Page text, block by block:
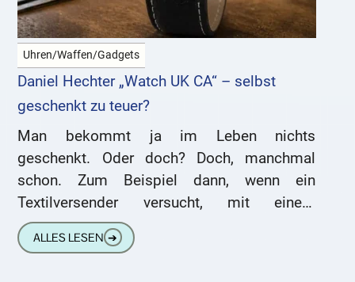
Uhren/Waffen/Gadgets
Daniel Hechter „Watch UK CA“ – selbst
geschenkt zu teuer?
Man bekommt ja im Leben nichts
geschenkt. Oder doch? Doch, manchmal
schon. Zum Beispiel dann, wenn ein
Textilversender versucht, mit einem
„wertigen Geschenk“ neue Kunden zu
ködern. In meinem Fall
ALLES LESEN ➔